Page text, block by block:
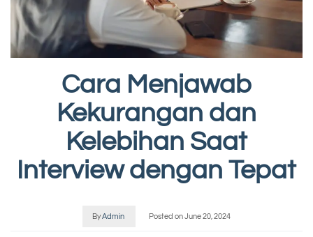
Cara Menjawab
Kekurangan dan
Kelebihan Saat
Interview dengan Tepat
ByAdmin Posted onJune 20, 2024